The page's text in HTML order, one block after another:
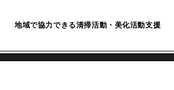
地域で協力できる清掃活動・美化活動支援